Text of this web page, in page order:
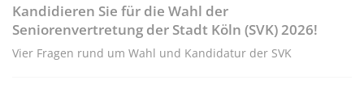
Kandidieren Sie für die Wahl der
Seniorenvertretung der Stadt Köln (SVK) 2026!
Vier Fragen rund um Wahl und Kandidatur der SVK